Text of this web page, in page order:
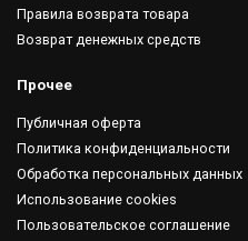
Правила возврата товара
Возврат денежных средств
Прочее
Публичная оферта
Политика конфиденциальности
Обработка персональных данных
Использование cookies
Пользовательское соглашение